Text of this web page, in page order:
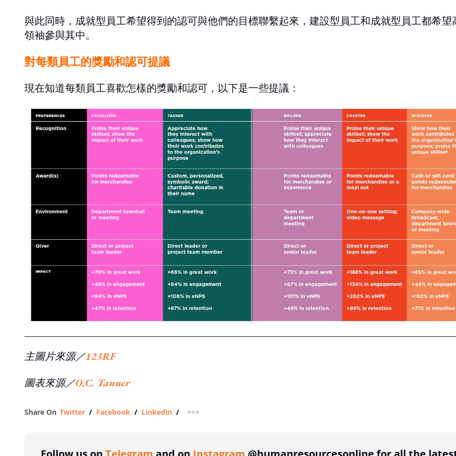
與此同時，成就型員工希望得到的認可與他們的目標聯繫起來，建設型員工和成就型員工都希望
領袖參與其中。
對每類員工的獎勵和認可提議
現在知道每類員工喜歡怎樣的獎勵和認可，以下是一些提議：
主圖片來源／123RF
圖表來源／O.C. Tanner
Share On Twitter / Facebook / Linkedin / more sharing option